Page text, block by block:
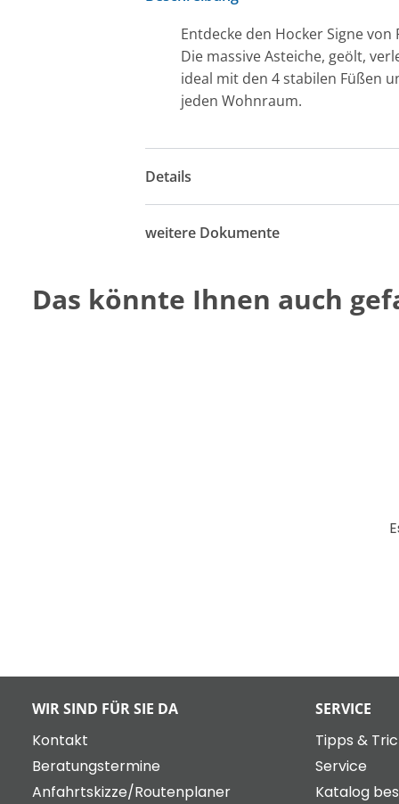
Entdecke den Hocker Signe
Die massive Asteiche, geölt,
ideal mit den 4 stabilen Füßen
jeden Wohnraum.
Details
weitere Dokumente
Das könnte Ihnen auch
WIR SIND FÜR SIE DA
Kontakt
Beratungstermine
Anfahrtskizze/Routenplaner
SERVICE
Tipps &
Service
Katalog